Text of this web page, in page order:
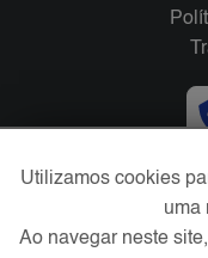
Utilizamos cookies
uma
Ao navegar neste